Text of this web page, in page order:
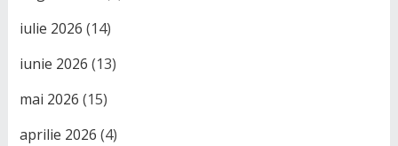
iulie 2026 (14)
iunie 2026 (13)
mai 2026 (15)
aprilie 2026 (4)